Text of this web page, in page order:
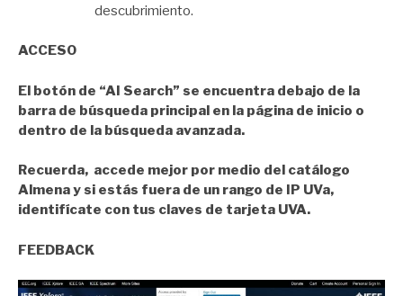
descubrimiento.
ACCESO
El botón de “AI Search” se encuentra debajo de la
barra de búsqueda principal en la página de inicio o
dentro de la búsqueda avanzada.
Recuerda, accede mejor por medio del catálogo
Almena y si estás fuera de un rango de IP UVa,
identifícate con tus claves de tarjeta UVA.
FEEDBACK